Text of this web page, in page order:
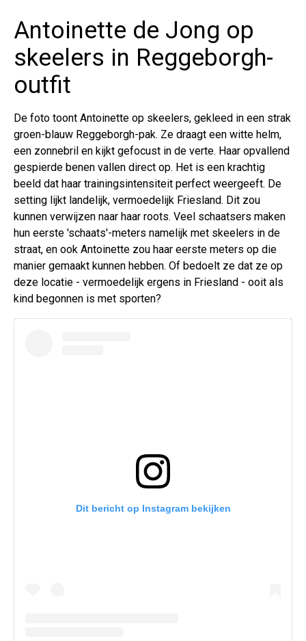
Antoinette de Jong op
skeelers in Reggeborgh-
outfit
De foto toont Antoinette op skeelers, gekleed in een strak
groen-blauw Reggeborgh-pak. Ze draagt een witte helm,
een zonnebril en kijkt gefocust in de verte. Haar opvallend
gespierde benen vallen direct op. Het is een krachtig
beeld dat haar trainingsintensiteit perfect weergeeft. De
setting lijkt landelijk, vermoedelijk Friesland. Dit zou
kunnen verwijzen naar haar roots. Veel schaatsers maken
hun eerste 'schaats'-meters namelijk met skeelers in de
straat, en ook Antoinette zou haar eerste meters op die
manier gemaakt kunnen hebben. Of bedoelt ze dat ze op
deze locatie - vermoedelijk ergens in Friesland - ooit als
kind begonnen is met sporten?
Dit bericht op Instagram bekijken